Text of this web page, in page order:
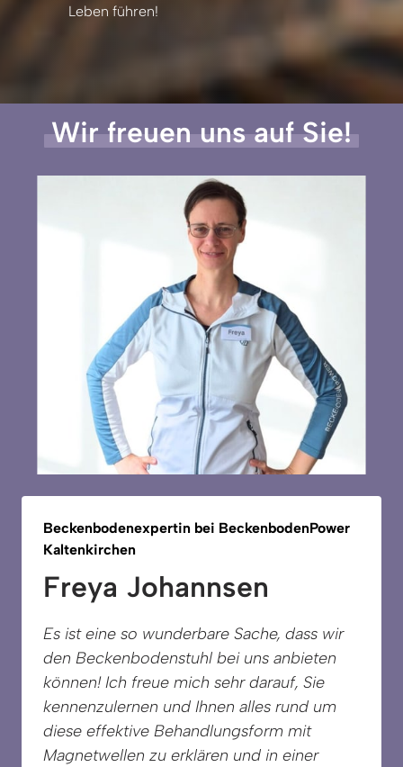
Leben führen!
Wir freuen uns auf Sie!
Beckenbodenexpertin bei
Kaltenkirchen
Freya Johannsen
Es ist eine so wunderbare Sache, dass wir
den Beckenbodenstuhl bei uns anbieten
können! Ich freue mich sehr darauf, Sie
kennenzulernen und Ihnen alles rund um
diese effektive Behandlungsform mit
Magnetwellen zu erklären und in einer